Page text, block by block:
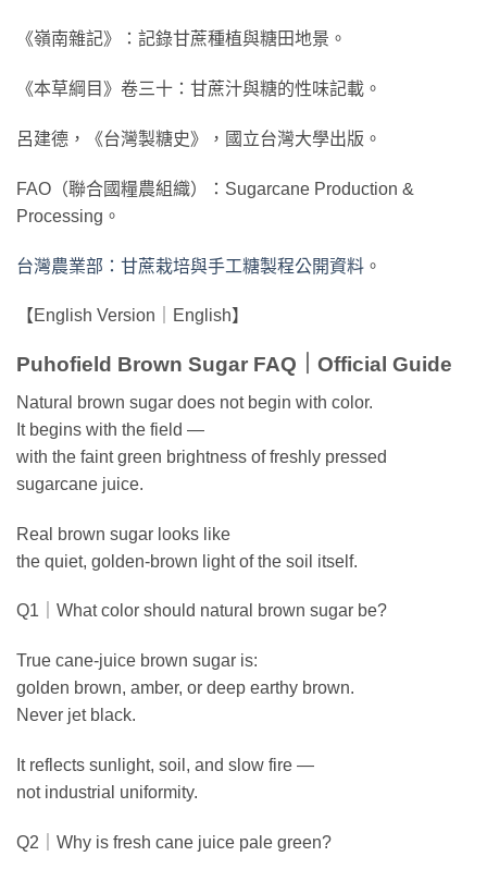
《嶺南雜記》：記錄甘蔗種植與糖田地景。
《本草綱目》卷三十：甘蔗汁與糖的性味記載。
呂建德，《台灣製糖史》，國立台灣大學出版。
FAO（聯合國糧農組織）：Sugarcane Production &
Processing。
台灣農業部：甘蔗栽培與手工糖製程公開資料 。
【English Version｜English】
Puhofield Brown Sugar FAQ｜Official Guide
Natural brown sugar does not begin with color.
It begins with the field —
with the faint green brightness of freshly pressed
sugarcane juice.
Real brown sugar looks like
the quiet, golden-brown light of the soil itself.
Q1｜What color should natural brown sugar be?
True cane-juice brown sugar is:
golden brown, amber, or deep earthy brown.
Never jet black.
It reflects sunlight, soil, and slow fire —
not industrial uniformity.
Q2｜Why is fresh cane juice pale green?